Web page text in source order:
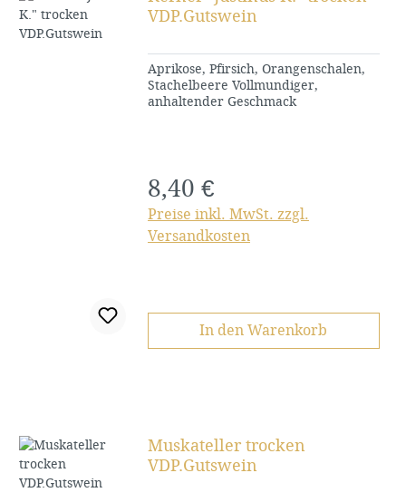
VDP.Gutswein
Aprikose, Pfirsich, Orangenschalen,
Stachelbeere Vollmundiger,
anhaltender Geschmack
Regulärer Preis:
8,40 €
Preise inkl. MwSt. zzgl.
Versandkosten
In den Warenkorb
Muskateller trocken
VDP.Gutswein